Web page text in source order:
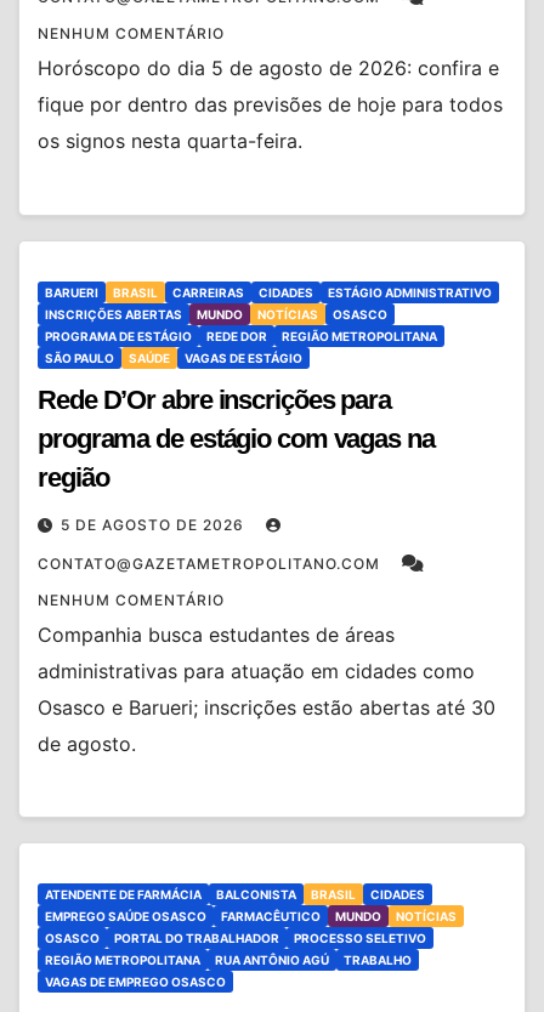
NENHUM COMENTÁRIO
Horóscopo do dia 5 de agosto de 2026: confira e
fique por dentro das previsões de hoje para todos
os signos nesta quarta-feira.
BARUERI BRASIL CARREIRAS CIDADES
ESTÁGIO ADMINISTRATIVO
INSCRIÇÕES ABERTAS
MUNDO NOTÍCIAS
OSASCO
PROGRAMA DE ESTÁGIO
REDE DOR
REGIÃO METROPOLITANA
SÃO PAULO
SAÚDE VAGAS DE ESTÁGIO
Rede D’Or abre inscrições para
programa de estágio com vagas na
região
5 DE AGOSTO DE 2026
CONTATO@GAZETAMETROPOLITANO.COM
NENHUM COMENTÁRIO
Companhia busca estudantes de áreas
administrativas para atuação em cidades como
Osasco e Barueri; inscrições estão abertas até 30
de agosto.
ATENDENTE DE FARMÁCIA BALCONISTA BRASIL
CIDADES
EMPREGO SAÚDE OSASCO
FARMACÊUTICO MUNDO
NOTÍCIAS
OSASCO
PORTAL DO TRABALHADOR
PROCESSO SELETIVO
REGIÃO METROPOLITANA
RUA ANTÔNIO AGÚ
TRABALHO
VAGAS DE EMPREGO OSASCO